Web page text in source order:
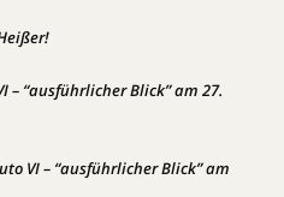
– “ausführlicher Blick” am 27.
VI – “ausführlicher Blick” am